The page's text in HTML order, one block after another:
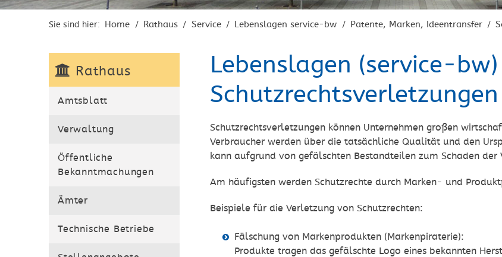
Sie sind hier: Home / Rathaus / Service / Lebenslagen service-bw / Patente, Marken, Ideentransfer /
Rathaus
Amtsblatt
Verwaltung
Öffentliche
Bekanntmachungen
Ämter
Technische Betriebe
Lebenslagen (service-bw)
Schutzrechtsverletzungen
Schutzrechtsverletzungen können Unternehmen großen
Verbraucher werden über die tatsächliche Qualität und den
kann aufgrund von gefälschten Bestandteilen zum Schaden
Am häufigsten werden Schutzrechte durch Marken- und
Beispiele für die Verletzung von Schutzrechten:
Fälschung von Markenprodukten (Markenpiraterie):
Produkte tragen das gefälschte Logo eines bekannten